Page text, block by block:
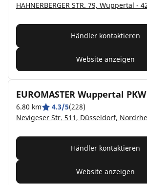
HAHNERBERGER STR. 79, Wuppertal -
Händler kontaktieren
Website anzeigen
EUROMASTER Wuppertal PKW
6.80 km 4.3/5(228)
Händler kontaktieren
Website anzeigen